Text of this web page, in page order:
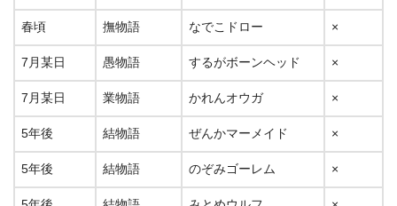
春頃 撫物語 なでこドロー ×
7月某日 愚物語 するがボーンヘッド ×
7月某日 業物語 かれんオウガ ×
5年後 結物語 ぜんかマーメイド ×
5年後 結物語 のぞみゴーレム ×